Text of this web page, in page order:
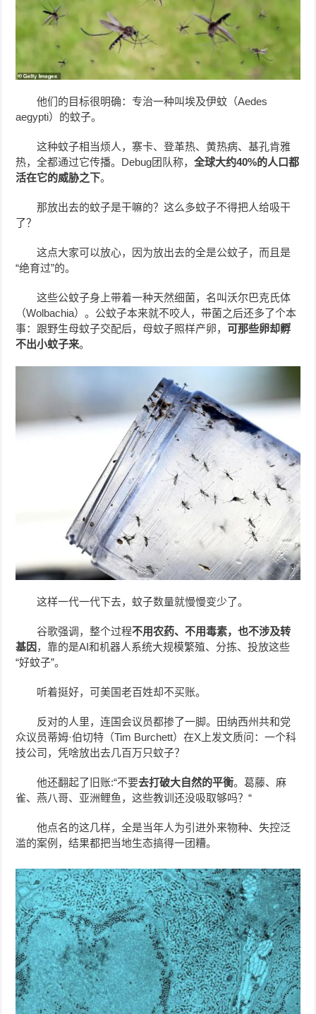
他们的目标很明确：专治一种叫埃及伊蚊（Aedes
aegypti）的蚊子。
这种蚊子相当烦人，寨卡、登革热、黄热病、基孔肯雅
热，全都通过它传播。Debug团队称，全球大约40%的人口都
活在它的威胁之下。
那放出去的蚊子是干嘛的？这么多蚊子不得把人给吸干
了？
这点大家可以放心，因为放出去的全是公蚊子，而且是
“绝育过”的。
这些公蚊子身上带着一种天然细菌，名叫沃尔巴克氏体
（Wolbachia）。公蚊子本来就不咬人，带菌之后还多了个本
事：跟野生母蚊子交配后，母蚊子照样产卵，可那些卵却孵
不出小蚊子来。
这样一代一代下去，蚊子数量就慢慢变少了。
谷歌强调，整个过程不用农药、不用毒素，也不涉及转
基因 ，靠的是AI和机器人系统大规模繁殖、分拣、投放这些
“好蚊子”。
听着挺好，可美国老百姓却不买账。
反对的人里，连国会议员都掺了一脚。田纳西州共和党
众议员蒂姆·伯切特（Tim Burchett）在X上发文质问：一个科
技公司，凭啥放出去几百万只蚊子？
他还翻起了旧账:“不要去打破大自然的平衡。葛藤、麻
雀、燕八哥、亚洲鲤鱼，这些教训还没吸取够吗？“
他点名的这几样，全是当年人为引进外来物种、失控泛
滥的案例，结果都把当地生态搞得一团糟。